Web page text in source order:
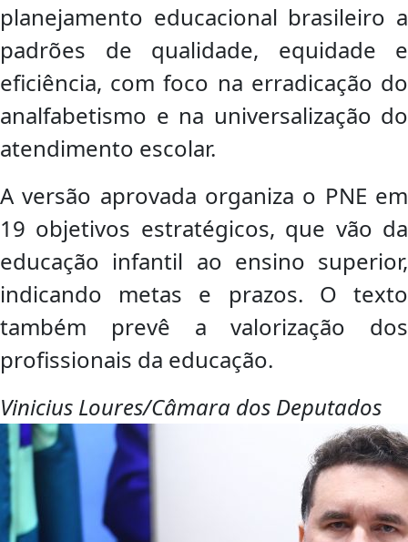
planejamento educacional brasileiro a
padrões de qualidade, equidade e
eficiência, com foco na erradicação do
analfabetismo e na universalização do
atendimento escolar.
A versão aprovada organiza o PNE em
19 objetivos estratégicos, que vão da
educação infantil ao ensino superior,
indicando metas e prazos. O texto
também prevê a valorização dos
profissionais da educação.
Vinicius Loures/Câmara dos Deputados